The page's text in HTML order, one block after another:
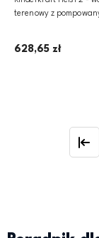
terenowy z
628,65 zł